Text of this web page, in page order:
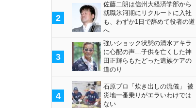
2
佐藤二朗は信州大経済学部から
就職氷河期にリクルートに入社
も、わずか1日で辞めて役者の道
へ
3
強いショック状態の清水アキラ
に心配の声…子供を亡くした神
田正輝らもたどった遺族ケアの
道のり
4
石原プロ「炊き出しの流儀」 被
災地一番乗りがエラいわけでは
ない